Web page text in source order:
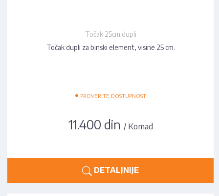
Točak 25cm dupli
Točak dupli za binski element, visine 25 cm.
• PROVERITE DOSTUPNOST
11.400 din / Komad
DETALJNIJE